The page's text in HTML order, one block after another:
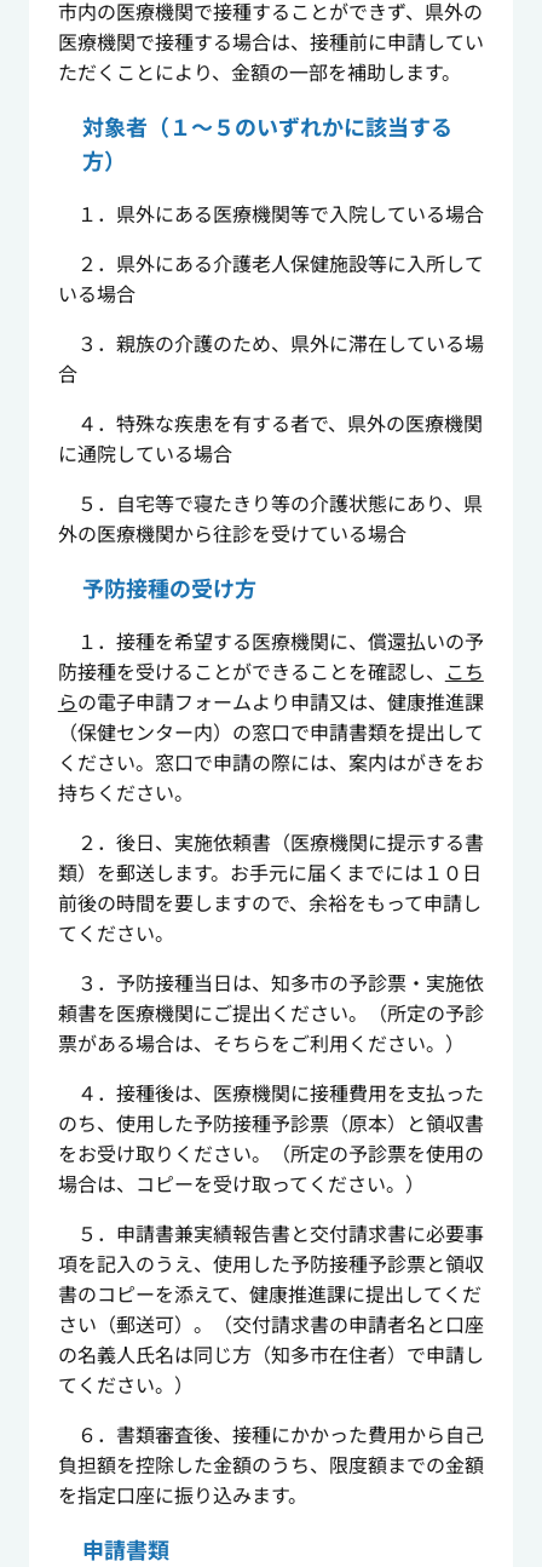
市内の医療機関で接種することができず、県外の
医療機関で接種する場合は、接種前に申請してい
ただくことにより、金額の一部を補助します。
対象者（１～５のいずれかに該当する
方）
１．県外にある医療機関等で入院している場合
２．県外にある介護老人保健施設等に入所して
いる場合
３．親族の介護のため、県外に滞在している場
合
４．特殊な疾患を有する者で、県外の医療機関
に通院している場合
５．自宅等で寝たきり等の介護状態にあり、県
外の医療機関から往診を受けている場合
予防接種の受け方
１．接種を希望する医療機関に、償還払いの予
防接種を受けることができることを確認し、 こち
らの電子申請フォームより申請又は、健康推進課
（保健センター内）の窓口で申請書類を提出して
ください。窓口で申請の際には、案内はがきをお
持ちください。
２．後日、実施依頼書（医療機関に提示する書
類）を郵送します。お手元に届くまでには１０日
前後の時間を要しますので、余裕をもって申請し
てください。
３．予防接種当日は、知多市の予診票・実施依
頼書を医療機関にご提出ください。（所定の予診
票がある場合は、そちらをご利用ください。）
４．接種後は、医療機関に接種費用を支払った
のち、使用した予防接種予診票（原本）と領収書
をお受け取りください。（所定の予診票を使用の
場合は、コピーを受け取ってください。）
５．申請書兼実績報告書と交付請求書に必要事
項を記入のうえ、使用した予防接種予診票と領収
書のコピーを添えて、健康推進課に提出してくだ
さい（郵送可）。（交付請求書の申請者名と口座
の名義人氏名は同じ方（知多市在住者）で申請し
てください。）
６．書類審査後、接種にかかった費用から自己
負担額を控除した金額のうち、限度額までの金額
を指定口座に振り込みます。
申請書類